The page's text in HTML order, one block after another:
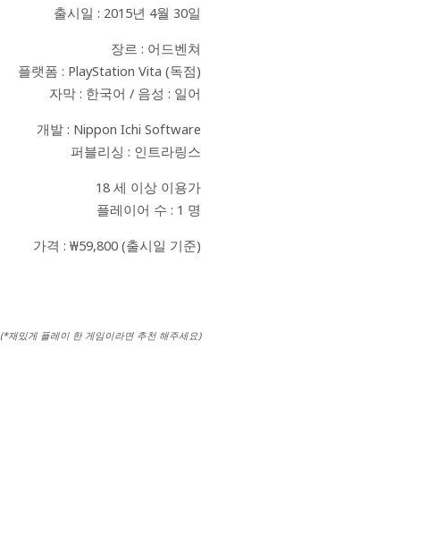
출시일 : 2015년 4월 30일
장르 : 어드벤쳐
플랫폼 : PlayStation Vita (독점)
자막 : 한국어 / 음성 : 일어
개발 : Nippon Ichi Software
퍼블리싱 : 인트라링스
18 세 이상 이용가
플레이어 수 : 1 명
가격 : ₩59,800 (출시일 기준)
(*재밌게 플레이 한 게임이라면 추천 해주세요)